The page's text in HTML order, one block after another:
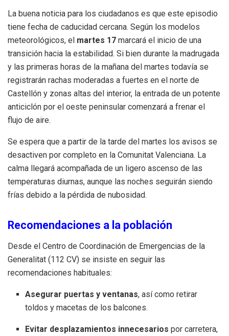
La buena noticia para los ciudadanos es que este episodio
tiene fecha de caducidad cercana. Según los modelos
meteorológicos, el martes 17 marcará el inicio de una
transición hacia la estabilidad. Si bien durante la madrugada
y las primeras horas de la mañana del martes todavía se
registrarán rachas moderadas a fuertes en el norte de
Castellón y zonas altas del interior, la entrada de un potente
anticiclón por el oeste peninsular comenzará a frenar el
flujo de aire.
Se espera que a partir de la tarde del martes los avisos se
desactiven por completo en la Comunitat Valenciana. La
calma llegará acompañada de un ligero ascenso de las
temperaturas diurnas, aunque las noches seguirán siendo
frías debido a la pérdida de nubosidad.
Recomendaciones a la población
Desde el Centro de Coordinación de Emergencias de la
Generalitat (112 CV) se insiste en seguir las
recomendaciones habituales:
Asegurar puertas y ventanas, así como retirar
toldos y macetas de los balcones.
Evitar desplazamientos innecesarios por carretera,